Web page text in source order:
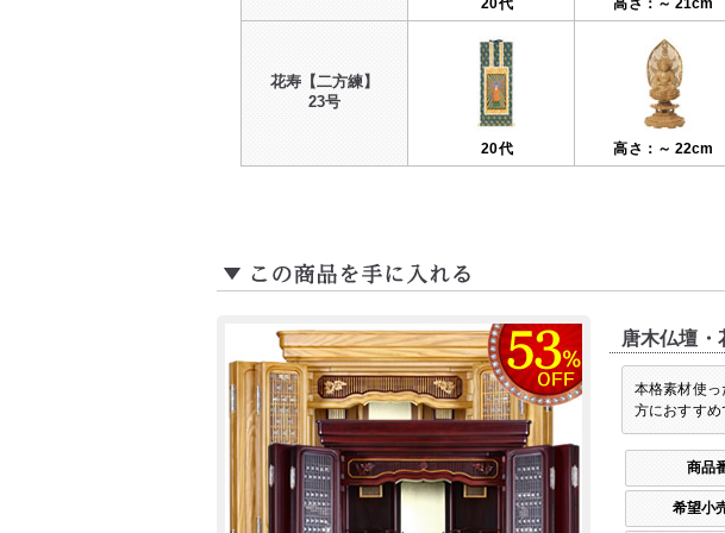
20代 高さ：～ 21cm
花寿【二方練】
23号
20代 高さ：～ 22cm
唐木仏壇・
本格素材使
方におすすめ
商品
希望小